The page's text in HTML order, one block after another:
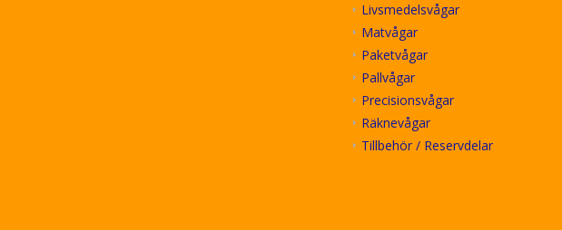
Livsmedelsvågar
Matvågar
Paketvågar
Pallvågar
Precisionsvågar
Räknevågar
Tillbehör / Reservdelar